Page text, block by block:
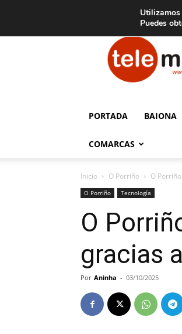
Aviso legal
PORTADA BAIONA
COMARCAS
Inicio O Porriño O
O Porriño Tecnología
O
gracias
Por Aninha - 03/10/2025
Utilizamos
Puedes